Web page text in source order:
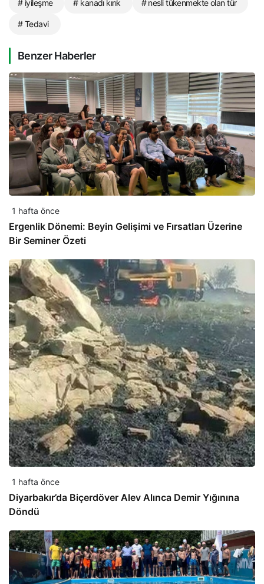
# iyileşme # kanadı kırık # nesli tükenmekte olan tür
# Tedavi
Benzer Haberler
1 hafta önce
Ergenlik Dönemi: Beyin Gelişimi ve Fırsatları Üzerine
Bir Seminer Özeti
1 hafta önce
Diyarbakır’da Biçerdöver Alev Alınca Demir Yığınına
Döndü